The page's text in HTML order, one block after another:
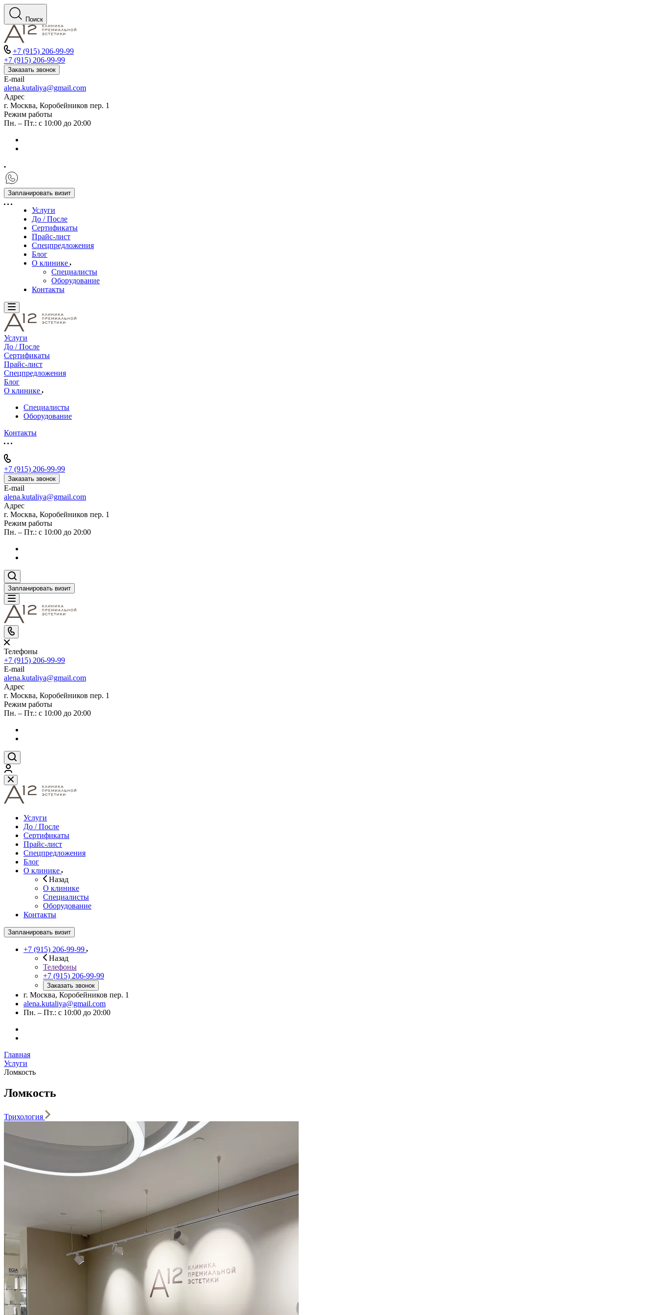
Поиск
+7 (915) 206-99-99
+7 (915) 206-99-99
Заказать звонок
E-mail
alena.kutaliya@gmail.com
Адрес
г. Москва, Коробейников пер. 1
Режим работы
Пн. – Пт.: с 10:00 до 20:00
Запланировать визит
Услуги
До / После
Сертификаты
Прайс-лист
Спецпредложения
Блог
О клинике
Специалисты
Оборудование
Контакты
Услуги
До / После
Сертификаты
Прайс-лист
Спецпредложения
Блог
О клинике
Специалисты
Оборудование
Контакты
+7 (915) 206-99-99
Заказать звонок
E-mail
alena.kutaliya@gmail.com
Адрес
г. Москва, Коробейников пер. 1
Режим работы
Пн. – Пт.: с 10:00 до 20:00
Запланировать визит
Телефоны
+7 (915) 206-99-99
E-mail
alena.kutaliya@gmail.com
Адрес
г. Москва, Коробейников пер. 1
Режим работы
Пн. – Пт.: с 10:00 до 20:00
Услуги
До / После
Сертификаты
Прайс-лист
Спецпредложения
Блог
О клинике
Назад
О клинике
Специалисты
Оборудование
Контакты
Запланировать визит
+7 (915) 206-99-99
Назад
Телефоны
+7 (915) 206-99-99
Заказать звонок
г. Москва, Коробейников пер. 1
alena.kutaliya@gmail.com
Пн. – Пт.: с 10:00 до 20:00
Главная
Услуги
Ломкость
Ломкость
Трихология